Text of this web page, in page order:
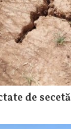
de secetă